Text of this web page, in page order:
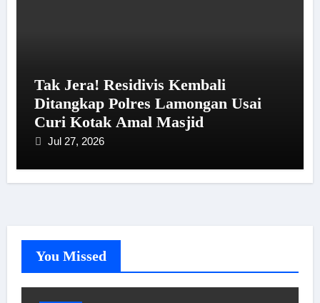
Tak Jera! Residivis Kembali
Ditangkap Polres Lamongan Usai
Curi Kotak Amal Masjid
Jul 27, 2026
You Missed